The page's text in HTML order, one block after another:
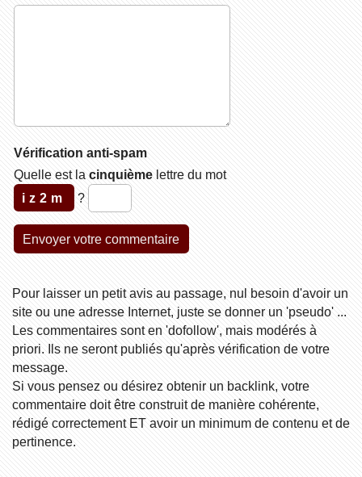
Vérification anti-spam
Quelle est la cinquièmelettre du mot
iz2m
?
Pour laisser un petit avis au passage, nul besoin d'avoir un
site ou une adresse Internet, juste se donner un 'pseudo' ...
Les commentaires sont en 'dofollow', mais modérés à
priori. Ils ne seront publiés qu'après vérification de votre
message.
Si vous pensez ou désirez obtenir un backlink, votre
commentaire doit être construit de manière cohérente,
rédigé correctement ET avoir un minimum de contenu et de
pertinence.